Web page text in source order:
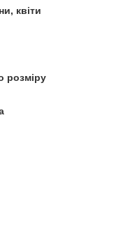
квіти
розміру